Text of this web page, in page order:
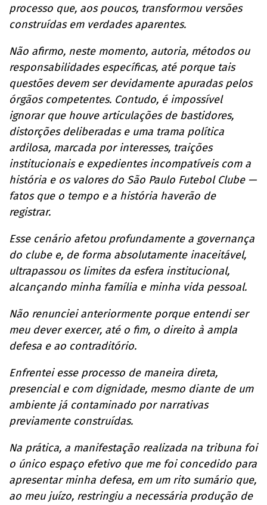
processo que, aos poucos, transformou versões
construídas em verdades aparentes.
Não afirmo, neste momento, autoria, métodos ou
responsabilidades específicas, até porque tais
questões devem ser devidamente apuradas pelos
órgãos competentes. Contudo, é impossível
ignorar que houve articulações de bastidores,
distorções deliberadas e uma trama política
ardilosa, marcada por interesses, traições
institucionais e expedientes incompatíveis com a
história e os valores do São Paulo Futebol Clube —
fatos que o tempo e a história haverão de
registrar.
Esse cenário afetou profundamente a governança
do clube e, de forma absolutamente inaceitável,
ultrapassou os limites da esfera institucional,
alcançando minha família e minha vida pessoal.
Não renunciei anteriormente porque entendi ser
meu dever exercer, até o fim, o direito à ampla
defesa e ao contraditório.
Enfrentei esse processo de maneira direta,
presencial e com dignidade, mesmo diante de um
ambiente já contaminado por narrativas
previamente construídas.
Na prática, a manifestação realizada na tribuna foi
o único espaço efetivo que me foi concedido para
apresentar minha defesa, em um rito sumário que,
ao meu juízo, restringiu a necessária produção de